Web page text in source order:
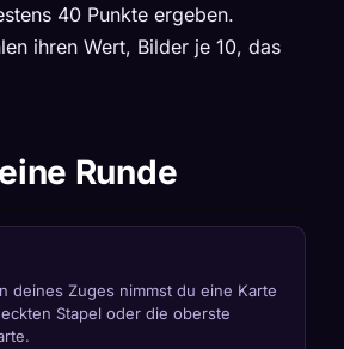
40 Punkte ergeben.
ihren Wert, Bilder je 10, das
Runde
deines Zuges nimmst du eine Karte
Stapel oder die oberste